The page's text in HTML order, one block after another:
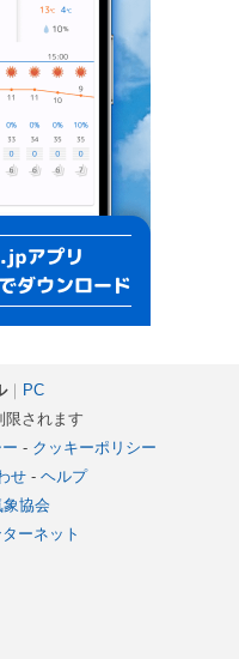
｜
PC
されます
- クッキーポリシー
せ- ヘルプ
象協会
ーネット